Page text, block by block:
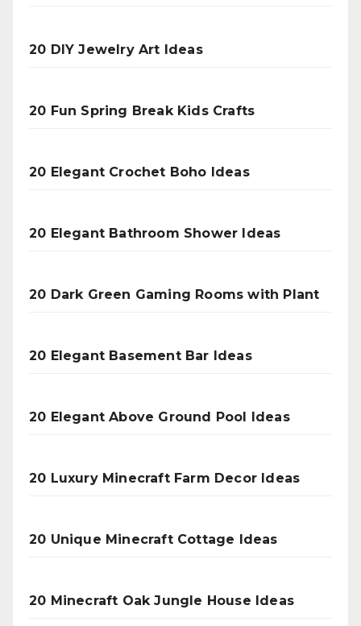
20 DIY Jewelry Art Ideas
20 Fun Spring Break Kids Crafts
20 Elegant Crochet Boho Ideas
20 Elegant Bathroom Shower Ideas
20 Dark Green Gaming Rooms with Plant
20 Elegant Basement Bar Ideas
20 Elegant Above Ground Pool Ideas
20 Luxury Minecraft Farm Decor Ideas
20 Unique Minecraft Cottage Ideas
20 Minecraft Oak Jungle House Ideas